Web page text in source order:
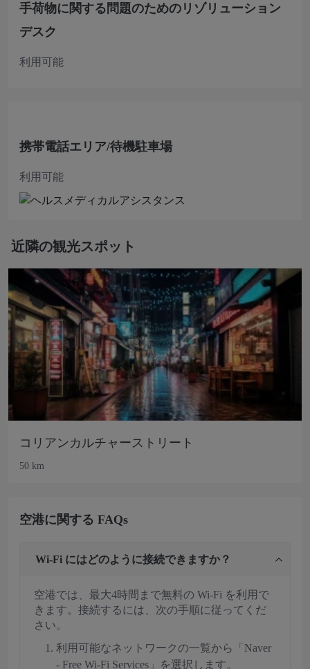
手荷物に関する問題のためのリゾリューション
デスク
利用可能
携帯電話エリア/待機駐車場
利用可能
近隣の観光スポット
コリアンカルチャーストリート
50 km
空港に関する FAQs
Wi-Fi にはどのように接続できますか？
空港では、最大4時間まで無料の Wi-Fi を利用で
きます。接続するには、次の手順に従ってくだ
さい。
利用可能なネットワークの一覧から「Naver
- Free Wi-Fi Services」を選択します。